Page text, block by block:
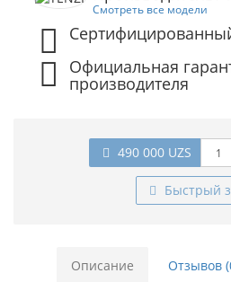
Смотреть все модели
Официальная
производителя
490 000 UZS
Быстрый
Описание Отзывов